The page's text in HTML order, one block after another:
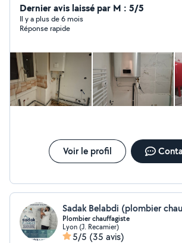
plomberie sanitaire également.
région Devis gratuit par téléphone Intervention rapide
6/7
Dernier avis laissé par M : 5/5
Il y a plus de 6 mois
Réponse rapide
Voir le profil
Sadak Belabdi (plombier
Plombier chauffagiste
Lyon (J. Recamier)
5/5 (35 avis)